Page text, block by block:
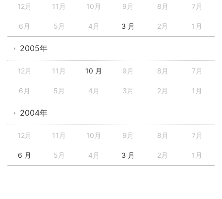
12月 11月 10月 9月 8月 7月
6月 5月 4月 3 月 2月 1月
2005年
12月 11月 10 月 9月 8月 7月
6月 5月 4月 3月 2月 1月
2004年
12月 11月 10月 9月 8月 7月
6 月 5月 4月 3 月 2月 1月